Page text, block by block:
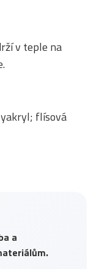
a
v teple na
flísová